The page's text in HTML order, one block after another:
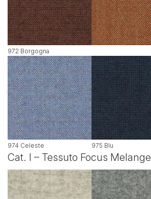
972 Borgogna
974 Celeste 975 Blu
Cat. I – Tessuto Focus Melange